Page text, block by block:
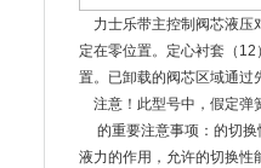
力士乐带主控制阀芯液压
定在零位置。定心衬套（
置。已卸载的阀芯区域通过
注意！此型号中，假定弹
的重要注意事项：的切
液力的作用，允许的切换性